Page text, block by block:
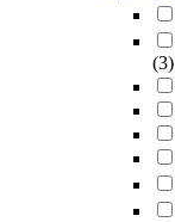
(3)